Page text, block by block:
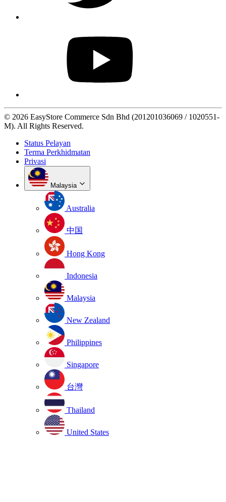
© 2026 EasyStore Commerce Sdn Bhd (201201036069 / 1020551-
M). All Rights Reserved.
Status Pelayan
Terma Perkhidmatan
Privasi
Malaysia
Australia
中国
Hong Kong
Indonesia
Malaysia
New Zealand
Philippines
Singapore
台灣
Thailand
United States